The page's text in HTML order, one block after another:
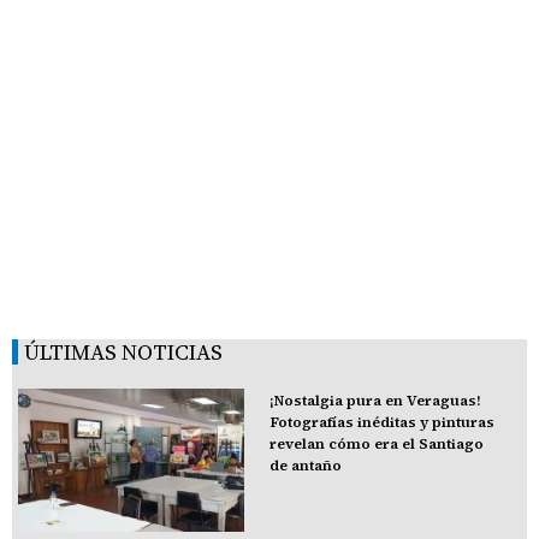
ÚLTIMAS NOTICIAS
¡Nostalgia pura en Veraguas!
Fotografías inéditas y pinturas
revelan cómo era el Santiago
de antaño